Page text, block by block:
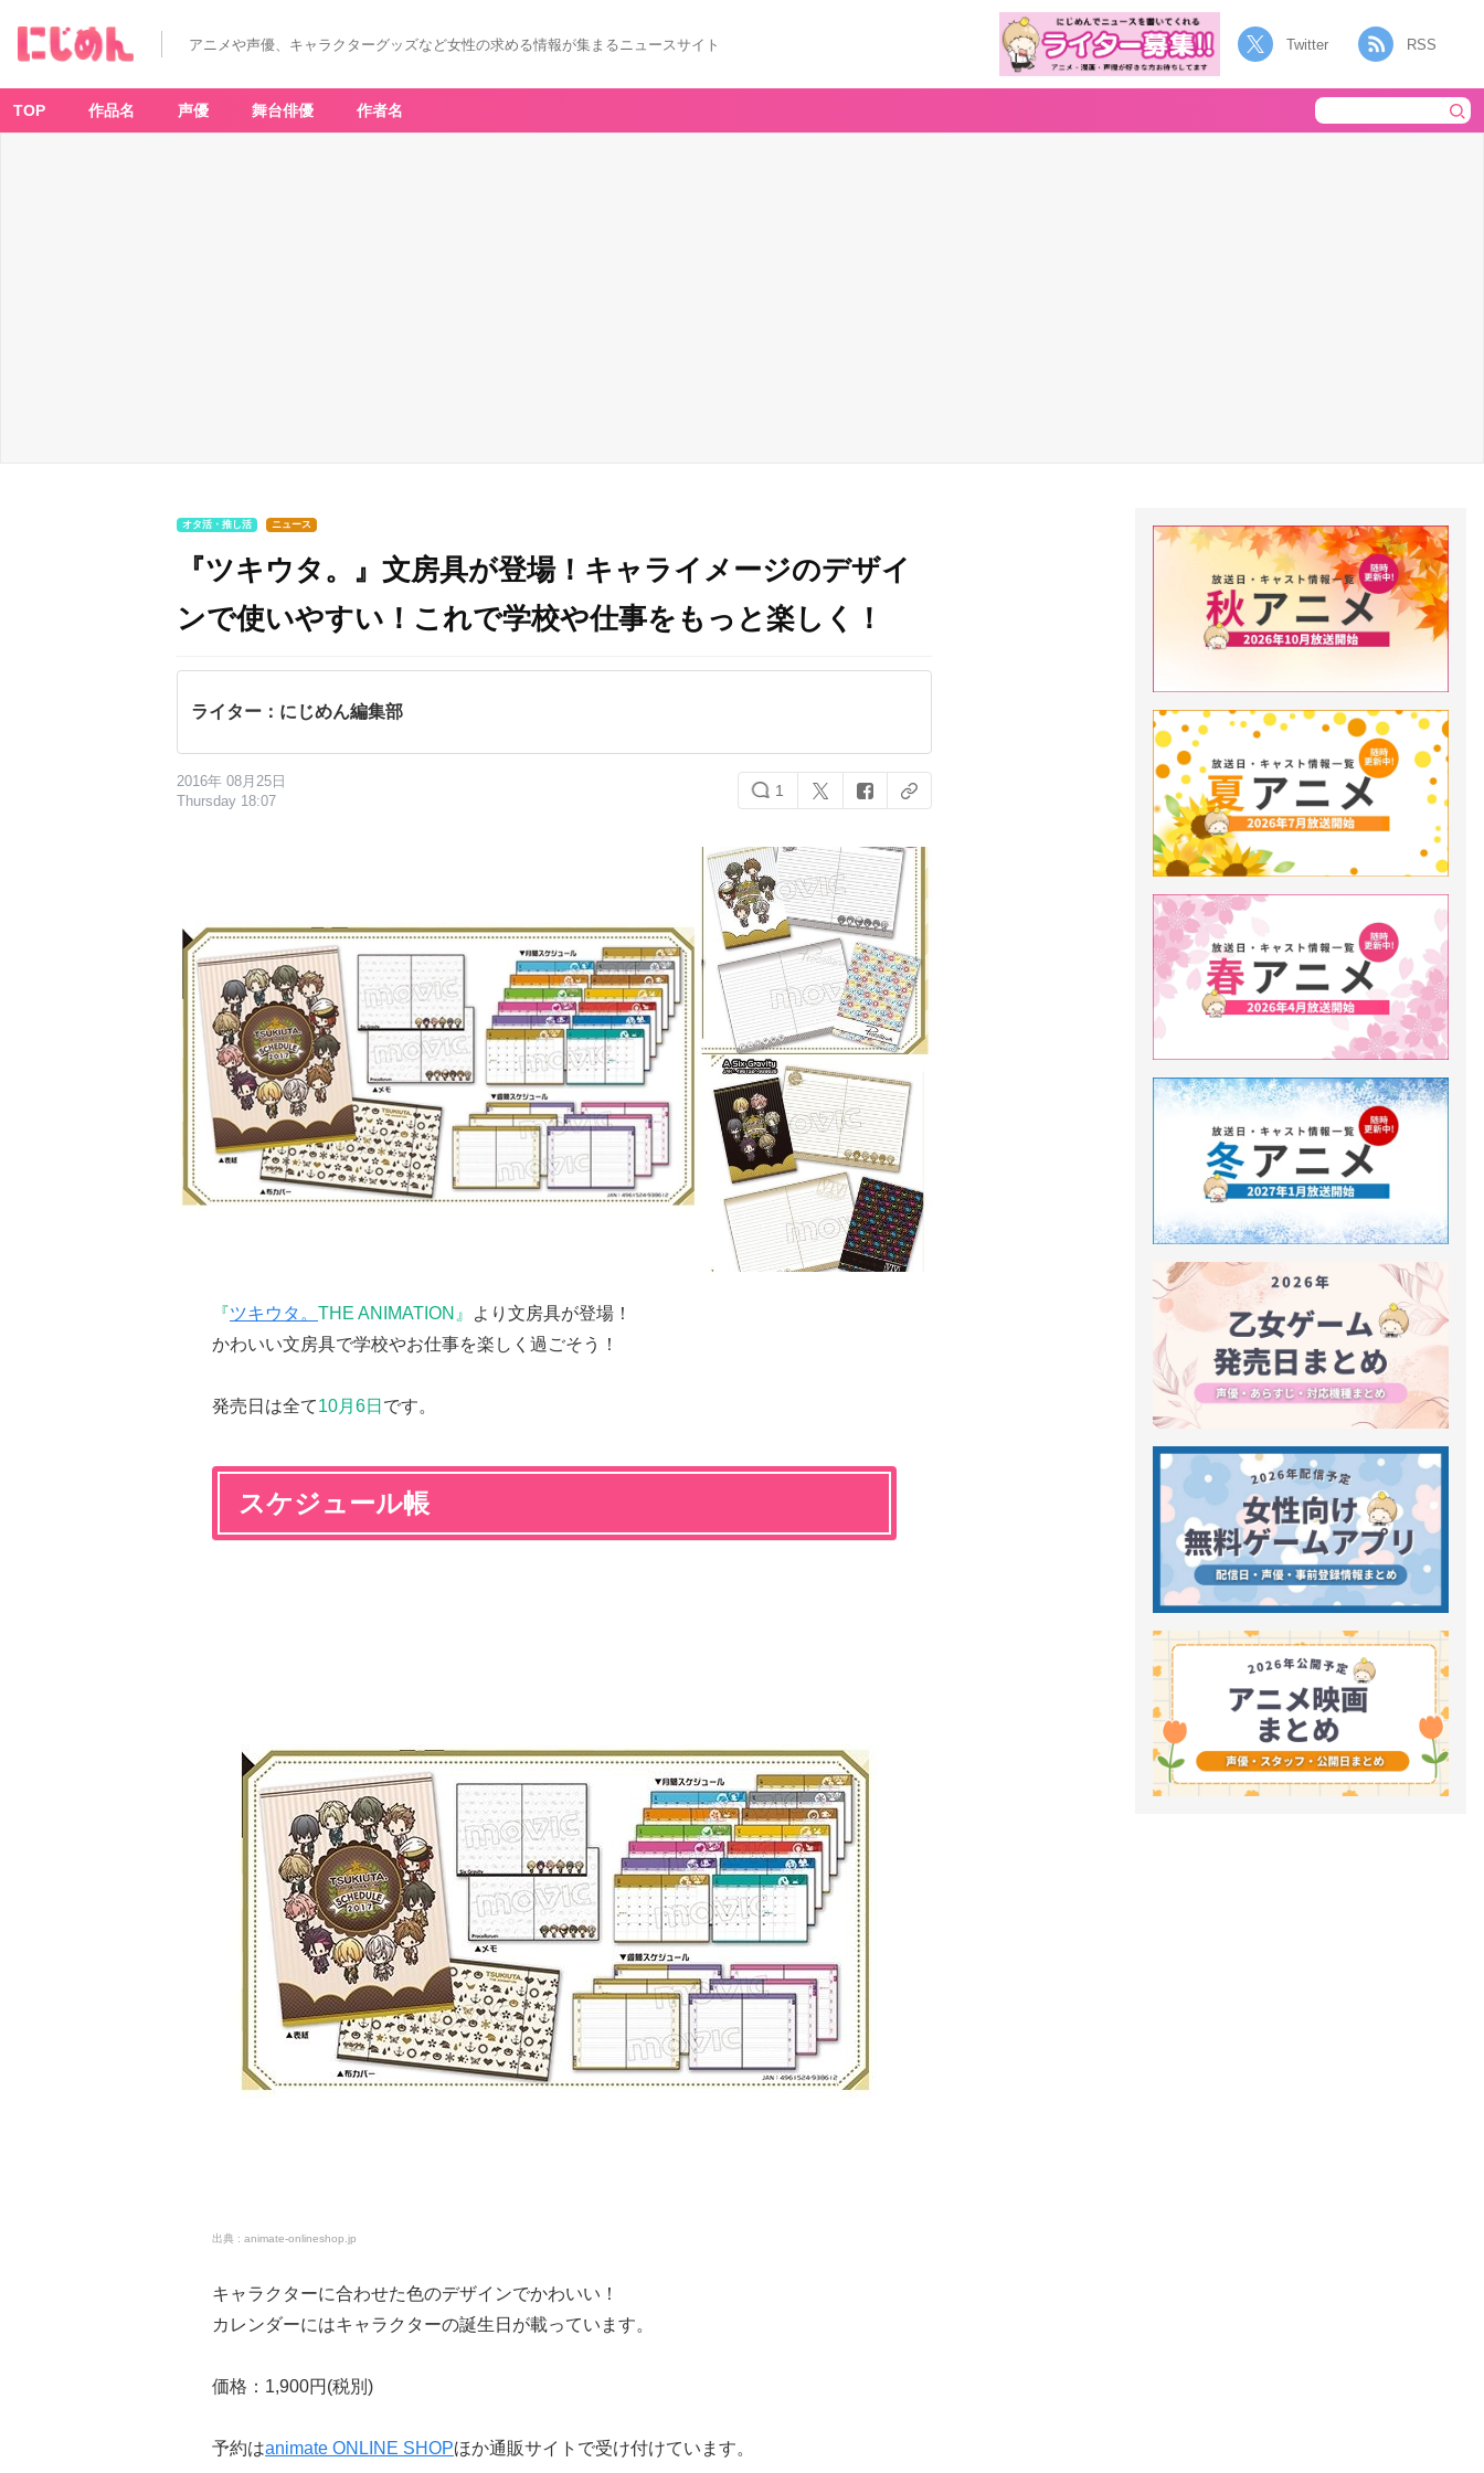
アニメや声優、キャラクターグッズなど女性の求める情報が集まるニュースサイト Twitter RSS
TOP 作品名 声優 舞台俳優 作者名
オタ活・推し活 ニュース
『ツキウタ。』文房具が登場！キャライメージのデザイ
ンで使いやすい！これで学校や仕事をもっと楽しく！
ライター：にじめん編集部
2016年 08月25日
Thursday 18:07
1
『ツキウタ。 THE ANIMATION 』
より文房具が登場！
かわいい文房具で学校やお仕事を楽しく過ごそう！
発売日は全て10月6日 です。
スケジュール帳
animate-onlineshop.jp
キャラクターに合わせた色のデザインでかわいい！
カレンダーにはキャラクターの誕生日が載っています。
価格：1,900円(税別)
予約はanimate ONLINE SHOPほか通販サイトで受け付けています。